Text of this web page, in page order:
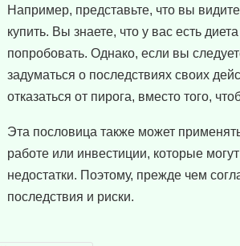
Например, представьте, что вы
купить. Вы знаете, что у вас есть
попробовать. Однако, если вы
задуматься о последствиях своих
отказаться от пирога, вместо того,
Эта пословица также может
работе или инвестиции, которые
недостатки. Поэтому, прежде чем
последствия и риски.